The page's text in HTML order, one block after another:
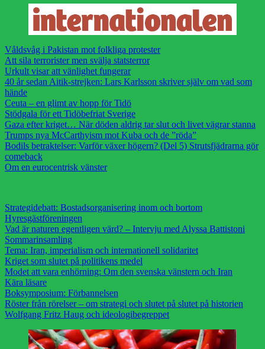
Våldsvåg i Pakistan mot folkliga protester
Att sila terrorister men svälja statsterror
Urkult visar att vänlighet fungerar
40 år sedan Aitik-strejken: Lars Karlsson skriver själv om vad som
hände
Ceuta – en glimt av hopp för Tidö
Stödgala för ett Tidöbefriat Sverige
Gaza efter kriget… När döden aldrig tar slut och livet vägrar stanna
Trumps nya McCarthyism mot Kuba och de ”röda”
Bodils betraktelser: Varför växer högern? (Del 5) Strutsfjädrarna gör
comeback
Om en eurocentrisk vänster
Strategidebatt: Bostadsorganisering inom och bortom
Hyresgästföreningen
Vad är naturen egentligen värd? – Intervju med Alyssa Battistoni
Sommarinsamling
Tema: Iran, imperialism och internationell solidaritet
Kriget som slutet på politikens medel
Modet att vara enhörning: Om den svenska vänstern och Iran
Kära läsare
Boksymposium: Förbannelsen
Röster från rörelser – om strategi och slutet på slutet på historien
Wolfgang Fritz Haug och ideologibegreppet